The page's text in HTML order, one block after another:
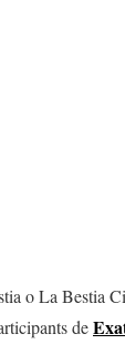
o La Bestia
de